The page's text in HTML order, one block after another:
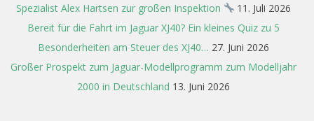
Spezialist Alex Hartsen zur großen Inspektion
11. Juli 2026
Bereit für die Fahrt im Jaguar XJ40? Ein kleines Quiz zu 5
Besonderheiten am Steuer des XJ40… 27. Juni 2026
Großer Prospekt zum Jaguar-Modellprogramm zum Modelljahr
2000 in Deutschland 13. Juni 2026